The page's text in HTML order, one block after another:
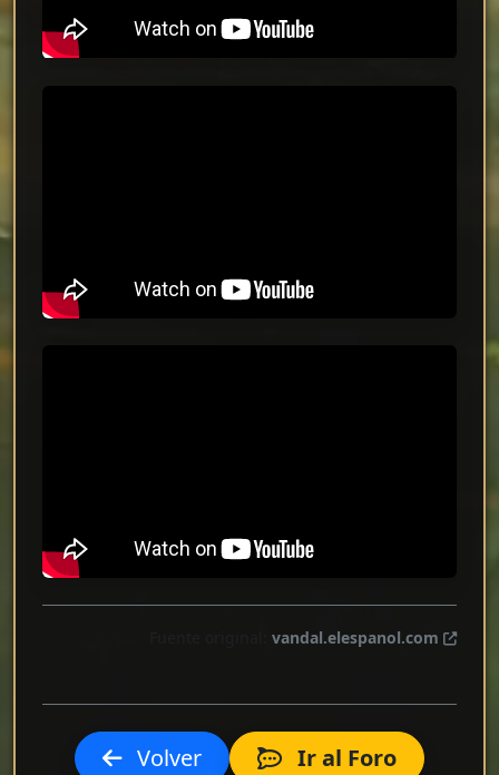
vandal.elespanol.com
Volver Ir al Foro